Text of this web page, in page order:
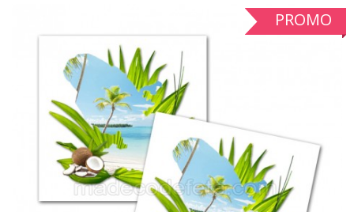
PROMO